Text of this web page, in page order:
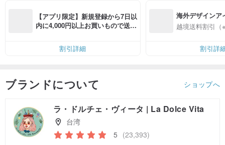
【アプリ限定】新規登録から7日以
内に4,000円以上お買いもので送料
割引詳細
海外デザインア
入
越境送料割引（
割引詳
ブランドについて ショップへ
ラ・ドルチェ・ヴィータ | La Dolce Vita
台湾
5 (23,393)